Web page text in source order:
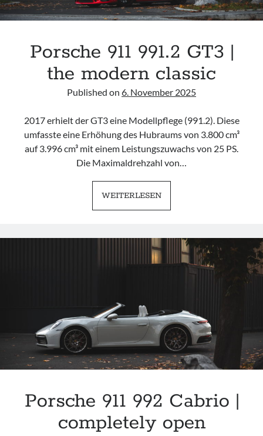
Porsche 911 991.2 GT3 |
the modern classic
Published on 6. November 2025
2017 erhielt der GT3 eine Modellpflege (991.2). Diese
umfasste eine Erhöhung des Hubraums von 3.800 cm³
auf 3.996 cm³ mit einem Leistungszuwachs von 25 PS.
Die Maximaldrehzahl von…
WEITERLESENPORSCHE
911
GT3
|
THE
Porsche 911 992 Cabrio |
completely open